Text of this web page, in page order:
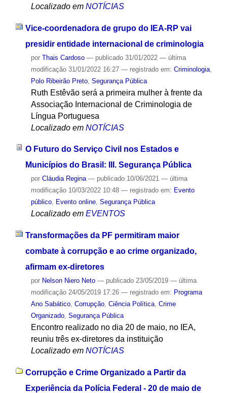
Localizado em NOTÍCIAS
Vice-coordenadora de grupo do IEA-RP vai
presidir entidade internacional de criminologia
por Thais Cardoso — publicado31/01/2022 — última
modificação31/01/2022 16:27 — registrado em: Criminologia,
Polo Ribeirão Preto, Segurança Pública
Ruth Estêvão será a primeira mulher à frente da
Associação Internacional de Criminologia de
Língua Portuguesa
Localizado em NOTÍCIAS
O Futuro do Serviço Civil nos Estados e
Municípios do Brasil: III. Segurança Pública
por Cláudia Regina — publicado10/06/2021 — última
modificação10/03/2022 10:48 — registrado em: Evento
público, Evento online, Segurança Pública
Localizado em EVENTOS
Transformações da PF permitiram maior
combate à corrupção e ao crime organizado,
afirmam ex-diretores
por Nelson Niero Neto — publicado23/05/2019 — última
modificação24/05/2019 17:26 — registrado em: Programa
Ano Sabático, Corrupção, Ciência Política, Crime
Organizado, Segurança Pública
Encontro realizado no dia 20 de maio, no IEA,
reuniu três ex-diretores da instituição
Localizado em NOTÍCIAS
Corrupção e Crime Organizado a Partir da
Experiência da Polícia Federal - 20 de maio de